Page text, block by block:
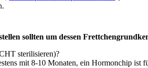
sollten um dessen
sterilisieren)?
mit 8-10 Monaten, ein Hormonchip ist